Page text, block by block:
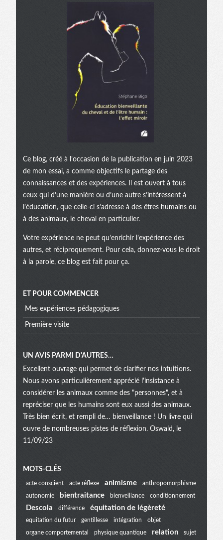
Ce blog, créé à l’occasion de la publication en juin 2023
de mon essai, a comme objectifs le partage des
connaissances et des expériences. Il est ouvert à tous
ceux qui d’une manière ou d’une autre s’intéressent à
l’éducation, que celle-ci s’adresse à des êtres humains ou
à des animaux, le cheval en particulier.
Votre expérience ne peut qu’enrichir l’expérience des
autres, et réciproquement. Pour cela, donnez-vous le droit
à la parole, ce blog est fait pour ça.
ET POUR COMMENCER
Mes expériences pédagogiques
Première visite
UN AVIS PARMI D'AUTRES…
Excellent ouvrage qui permet de clarifier nos intuitions.
Nous avons particulièrement apprécié l'insistance à
considérer les animaux comme des "personnes", et à
repréciser que les humains sont eux aussi des animaux.
Très bien écrit, et rempli de… bienveillance ! Un livre qui
ouvre de nombreuses pistes de réflexion. Oswald, le
11/09/23
Menu
extra
MOTS-CLÉS
acte conscient acte réflexe animisme anthropomorphisme
autonomie bientraitance bienveillance conditionnement
Descola différence équitation de légèreté
equitation du futur gentillesse intégration objet
organe comportemental physique quantique relation sujet